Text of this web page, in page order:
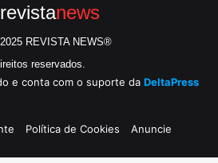
revistanews
REVISTA NEWS®
reservados.
e conta com o suporte da DeltaPress
Política de Cookies Anuncie